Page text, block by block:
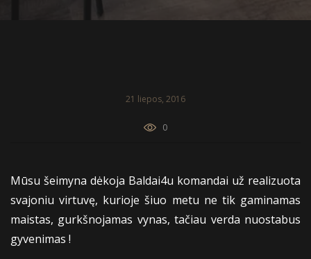
21 liepos, 2016
0
Mūsu šeimyna dėkoja Baldai4u komandai už realizuota
svajoniu virtuvę, kurioje šiuo metu ne tik gaminamas
maistas, gurkšnojamas vynas, tačiau verda nuostabus
gyvenimas !